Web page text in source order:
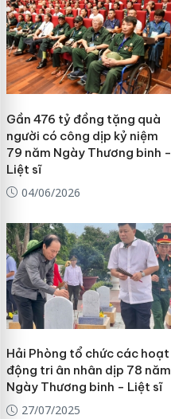
Gần 476 tỷ đồng tặng quà
người có công dịp kỷ niệm
79 năm Ngày Thương binh -
Liệt sĩ
04/06/2026
Hải Phòng tổ chức các hoạt
động tri ân nhân dịp 78 năm
Ngày Thương binh - Liệt sĩ
27/07/2025